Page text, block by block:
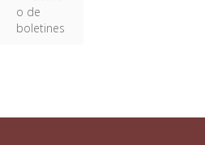
o de
boletines